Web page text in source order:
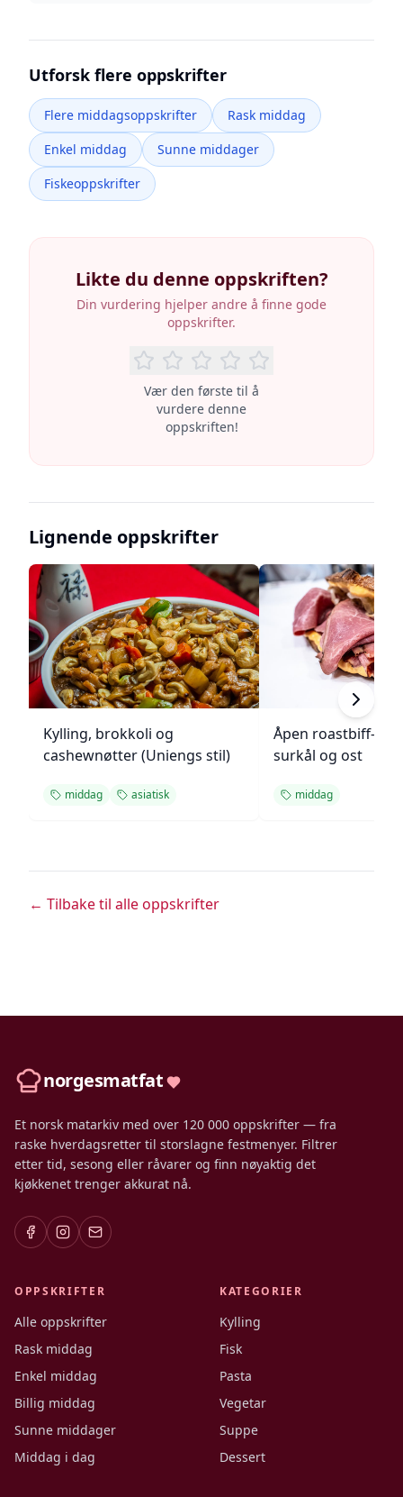
Utforsk flere oppskrifter
Flere middagsoppskrifter
Rask middag
Enkel middag
Sunne middager
Fiskeoppskrifter
Likte du denne oppskriften?
Din vurdering hjelper andre å finne gode
oppskrifter.
Vær den første til å
vurdere denne
oppskriften!
Lignende oppskrifter
Kylling, brokkoli og
cashewnøtter (Uniengs stil)
middag asiatisk
Åpen roastbiff-
surkål og ost
middag
← Tilbake til alle oppskrifter
norgesmatfat
Et norsk matarkiv med over 120 000 oppskrifter — fra
raske hverdagsretter til storslagne festmenyer. Filtrer
etter tid, sesong eller råvarer og finn nøyaktig det
kjøkkenet trenger akkurat nå.
OPPSKRIFTER
Alle oppskrifter
Rask middag
Enkel middag
Billig middag
Sunne middager
Middag i dag
KATEGORIER
Kylling
Fisk
Pasta
Vegetar
Suppe
Dessert